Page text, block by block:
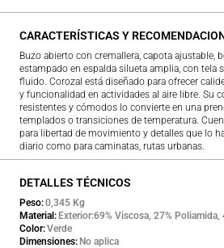
CARACTERÍSTICAS Y
Buzo abierto con cremallera, capota ajustable,
estampado en espalda silueta amplia, con tela
fluido. Corozal está diseñado para ofrecer
y funcionalidad en actividades al aire libre. Su
resistentes y cómodos lo convierte en una
templados o transiciones de temperatura.
para libertad de movimiento y detalles que lo
diario como para caminatas, rutas urbanas.
DETALLES TÉCNICOS
Peso 0,345 Kg
Material
Exterior:69% Viscosa, 27% Poliamida,
Color Verde
Dimensiones No aplica